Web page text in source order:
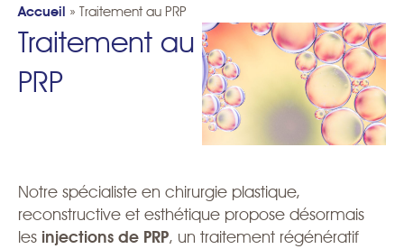
Accueil » Traitement au PRP
Traitement au
PRP
Notre spécialiste en chirurgie plastique,
reconstructive et esthétique propose désormais
les injections de PRP, un traitement régénératif